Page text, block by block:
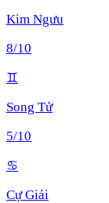
Kim Ngưu
8/10
♊
Song Tử
5/10
♋
Cự Giải